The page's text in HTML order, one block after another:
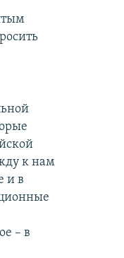
к нам
и в
– в